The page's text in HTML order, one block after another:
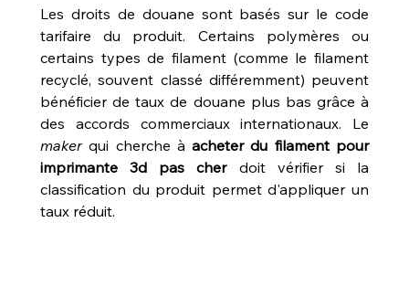
Les droits de douane sont basés sur le code
tarifaire du produit. Certains polymères ou
certains types de filament (comme le filament
recyclé, souvent classé différemment) peuvent
bénéficier de taux de douane plus bas grâce à
maker qui cherche à acheter du filament pour
imprimante 3d pas cher doit vérifier si la
classification du produit permet d'appliquer un
taux réduit.